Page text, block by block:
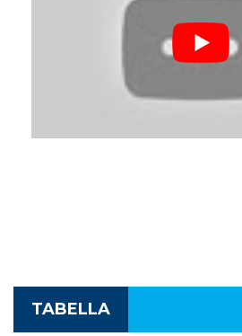
TABELLA